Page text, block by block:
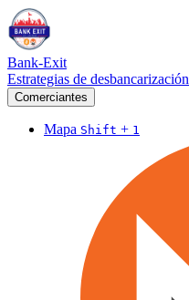
Bank-Exit
Estrategias de desbancarización
Comerciantes
Mapa Shift + 1